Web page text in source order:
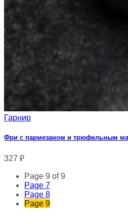
Гарнир
Фри с пармезаном и трюфельным
327 ₽
Page 9 of 9
Page 7
Page 8
Page 9